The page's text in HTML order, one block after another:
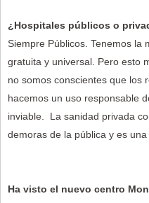
¿Hospitales públicos o
Siempre Públicos. Tenemos la
gratuita y universal. Pero esto
no somos conscientes que los
hacemos un uso responsable
inviable. La sanidad privada
demoras de la pública y es
Ha visto el nuevo centro